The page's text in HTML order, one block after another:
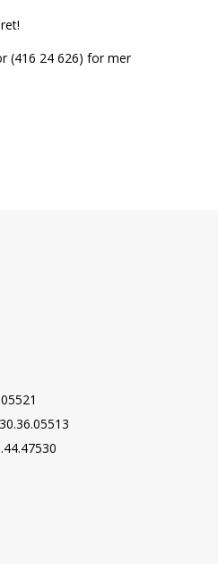
(416 24 626) for mer